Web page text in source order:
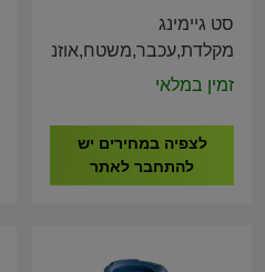
סט גיימינג
מקלדת,עכבר,משטח,אוזניות
SCORPIUS 4 IN 1
זמין במלאי
לצפיה במחירים יש
להתחבר לאתר